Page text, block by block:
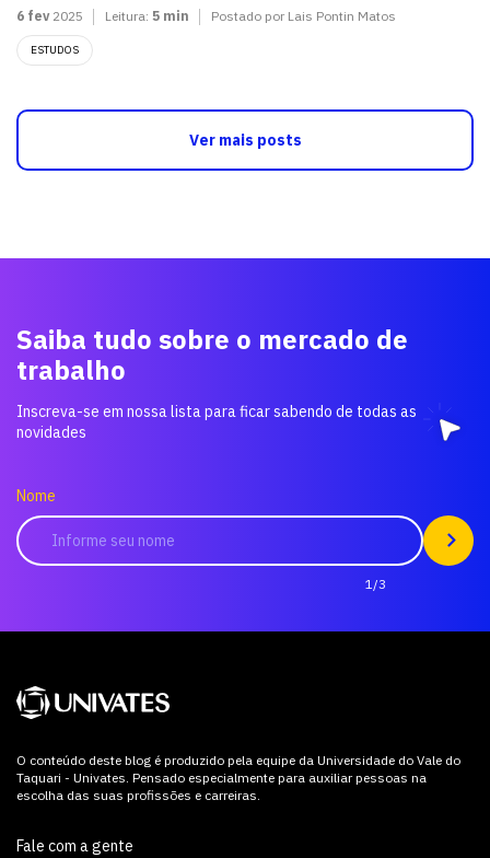
6 fev2025 Leitura: 5 min Postado por Lais Pontin Matos
ESTUDOS
Ver mais posts
Saiba tudo sobre o mercado de
trabalho
Inscreva-se em nossa lista para ficar sabendo de todas as
novidades
Nome
1/3
O conteúdo deste blog é produzido pela equipe da Universidade do Vale do
Taquari - Univates. Pensado especialmente para auxiliar pessoas na
escolha das suas profissões e carreiras.
Fale com a gente